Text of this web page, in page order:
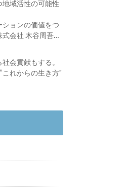
域活性の可能性
ョンの価値をつ
会社 木谷周吾さ
会貢献もする。
れからの生き方"